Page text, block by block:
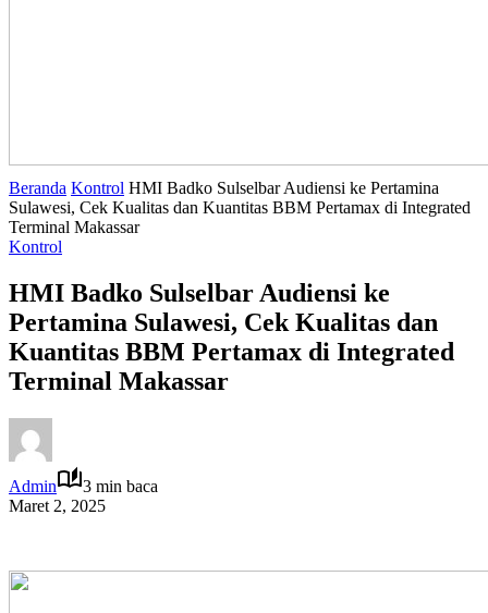
Beranda Kontrol HMI Badko Sulselbar Audiensi ke Pertamina
Sulawesi, Cek Kualitas dan Kuantitas BBM Pertamax di Integrated
Terminal Makassar
Kontrol
HMI Badko Sulselbar Audiensi ke
Pertamina Sulawesi, Cek Kualitas dan
Kuantitas BBM Pertamax di Integrated
Terminal Makassar
Admin
3 min baca
Maret 2, 2025